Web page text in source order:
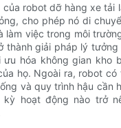
robot dỡ hàng xe tải
cho phép nó di
làm việc trong môi
thành giải pháp lý
hóa không gian kho
họ. Ngoài ra, robot
và quy trình hậu cần
hoạt động nào trở